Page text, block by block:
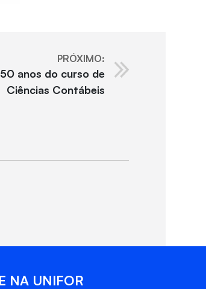
PRÓXIMO:
anos do curso de
Ciências Contábeis
NA UNIFOR